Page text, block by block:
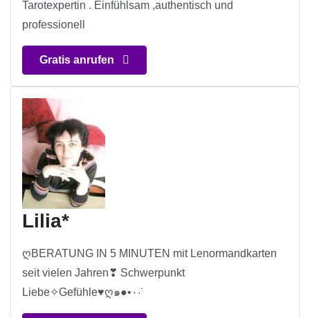
Tarotexpertin . Einfühlsam ,authentisch und
professionell
Gratis anrufen
Lilia*
ღBERATUNG IN 5 MINUTEN mit Lenormandkarten
seit vielen Jahren❣ Schwerpunkt
Liebe✧Gefühle♥ღ๑●•٠·˙